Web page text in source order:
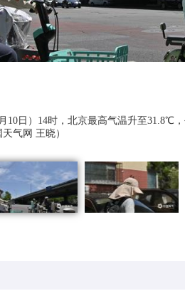
10日）14时，北京最高气温升至31.8℃
气网 王晓）